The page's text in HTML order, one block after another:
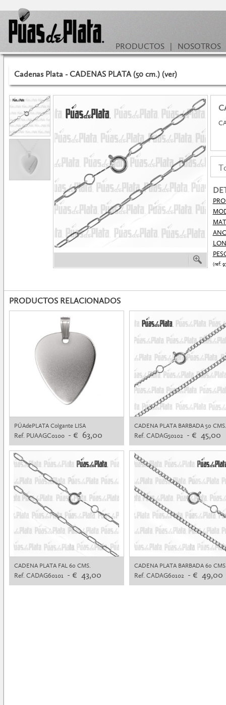
PRODUCTOS | NOSOTROS
Cadenas Plata - CADENAS PLATA (50 cm.) (ver)
(ref:
PRODUCTOS RELACIONADOS
PÚAdePLATA Colgante LISA
Ref. PUAAGC0100 - € 63,00
CADENA PLATA BARBADA 50 CMS.
Ref. CADAG50102 - € 45,00
CADENA PLATA FAL 60 CMS.
Ref. CADAG60101 - € 43,00
CADENA PLATA BARBADA 60
Ref. CADAG60102 - € 49,00